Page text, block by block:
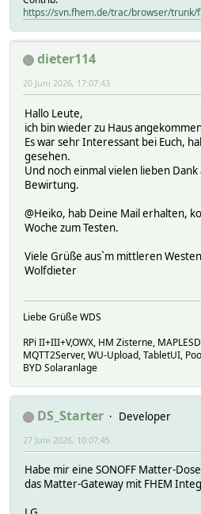
https://svn.fhem.de/trac/browser/trunk/
dieter114
20 Juni 2026, 17:07:43
Hallo Leute,
ich bin wieder zu Haus
Es war sehr Interessant bei Euch,
gesehen.
Und noch einmal vielen lieben
Bewirtung.
@Heiko, hab Deine Mail erhalten,
Woche zum Testen.
Viele Grüße aus`m mittleren Westen
Wolfdieter
Liebe Grüße WDS
RPi II+III+V,OWX, HM Zisterne,
MQTT2Server, WU-Upload, TabletUI,
BYD Solaranlage
DS_Starter
Developer
27 Juni 2026, 10:07:45
Habe mir eine SONOFF Matter-
das Matter-Gateway mit FHEM